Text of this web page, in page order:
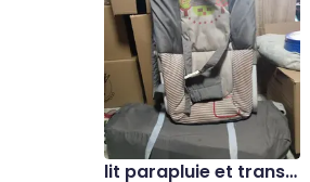
lit parapluie et transa